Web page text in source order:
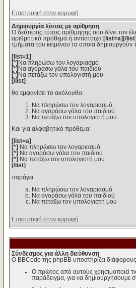
Επιστροφή στην κορυφή
Δημιουργία λίστας με αρίθμηση
Ο δεύτερος τύπος αρίθμησης σου δίνει τον
αριθμητικό πρόθεμα ή αντίστοιχα
[list=a][/list]
τμήματα του κειμένου τα οποία δημιουργούν
[list=1]
[*] Να πληρώσω τον λογαριασμό
[*] Να αγοράσω γάλα του παιδιού
[*] Να πετάξω τον υπολογιστή μου
[/list]
θα εμφανίσει το ακόλουθο:
Να πληρώσω τον λογαριασμό
Να αγοράσω γάλα του παιδιού
Να πετάξω τον υπολογιστή μου
Και για αλφαβητικό πρόθεμα:
[list=a]
[*]
Να πληρώσω τον λογαριασμό
[*]
Να αγοράσω γάλα του παιδιού
[*]
Να πετάξω τον υπολογιστή μου
[/list]
παράγει
Να πληρώσω τον λογαριασμό
Να αγοράσω γάλα του παιδιού
Να πετάξω τον υπολογιστή μου
Επιστροφή στην κορυφή
Σύνδεσμος για άλλη διεύθυνση
Ο BBCode της phpBB υποστηρίζει
Ο πρώτος από αυτούς χρησιμοποιεί
παράδειγμα, για να δημιουργήσουμε